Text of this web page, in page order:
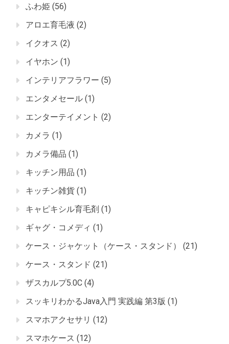
ふわ姫 (56)
アロエ育毛液 (2)
イクオス (2)
イヤホン (1)
インテリアフラワー (5)
エンタメセール (1)
エンターテイメント (2)
カメラ (1)
カメラ備品 (1)
キッチン用品 (1)
キッチン雑貨 (1)
キャピキシル育毛剤 (1)
ギャグ・コメディ (1)
ケース・ジャケット（ケース・スタンド）
(21)
ケース・スタンド (21)
ザスカルプ5.0C (4)
スッキリわかるJava入門 実践編 第3版 (1)
スマホアクセサリ (12)
スマホケース (12)